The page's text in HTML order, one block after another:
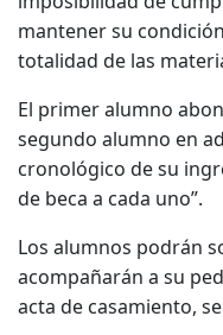
mantener su
totalidad de las
El primer alumno
segundo alumno en
cronológico de su
de beca a cada uno”.
Los alumnos podrán
acompañarán a su
acta de casamiento,